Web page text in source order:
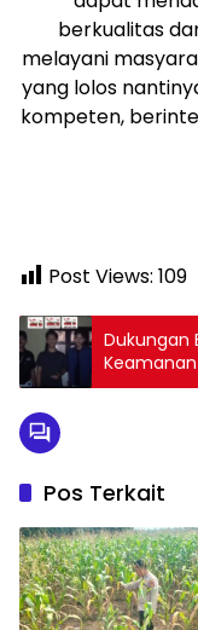
berkualitas
melayani
yang lolos
kompeten,
Post Views: 109
Dukungan
Pos Terkait